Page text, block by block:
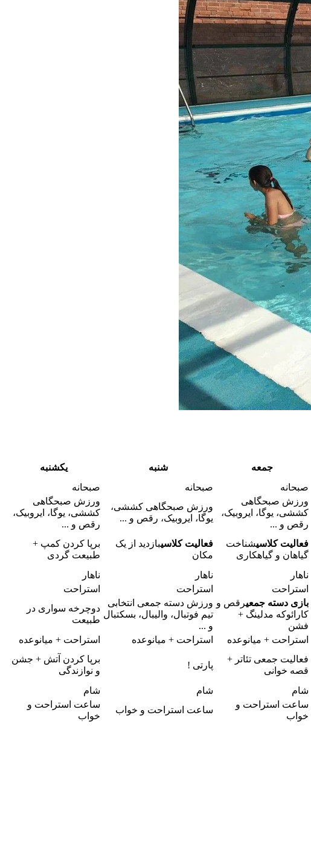
جمعه شنبه
یکشنبه
صبحانه صبحانه صبحانه
ورزش صبحگاهی
کششی، یوگا، ایروبیک،
رقص و ...
ورزش صبحگاهی کششی،
یوگا، ایروبیک، رقص و ...
ورزش صبحگاهی
کششی، یوگا، ایروبیک،
رقص و ...
فعالیت کلاسیشناخت
گیاهان و گیاهکاری
فعالیت کلاسیبازدید از یک
مکان
برپا کردن کمپ +
طبیعت گردی
ناهار ناهار
ناهار
استراحت استراحت استراحت
بازی دسته جمعیرقص و
کارائوکه مدلینگ +
فشن
ورزش دسته جمعی انتخابی
تیم فوتبال، والیبال، بسکتبال
و ...
دوچرخه سواری در
طبیعت
استراحت + میانوعده استراحت + میانوعده استراحت + میانوعده
فعالیت جمعی تئاتر +
قصه خوانی
پارتی !
برپا کردن آتش + جشن
و نوازندگی
شام شام
شام
ساعت استراحت و
خواب
ساعت استراحت و خواب
ساعت استراحت و
خواب